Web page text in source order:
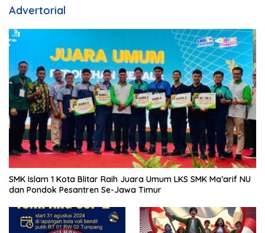
Advertorial
SMK Islam 1 Kota Blitar Raih Juara Umum LKS SMK Ma’arif NU
dan Pondok Pesantren Se-Jawa Timur